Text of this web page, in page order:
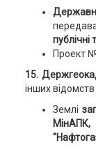
публічні
Проект
15.
інших
Землі
МінАПК,